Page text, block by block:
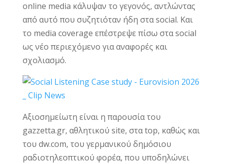
online media κάλυψαν το γεγονός, αντλώντας
από αυτό που συζητιόταν ήδη στα social. Και
το media coverage επέστρεψε πίσω στα social
ως νέο περιεχόμενο για αναφορές και
σχολιασμό.
Αξιοσημείωτη είναι η παρουσία του
gazzetta.gr, αθλητικού site, στα top, καθώς και
του dw.com, του γερμανικού δημόσιου
ραδιοτηλεοπτικού φορέα, που υποδηλώνει